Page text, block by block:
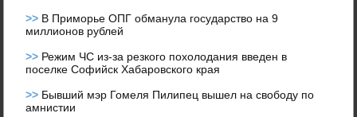
>> В Приморье ОПГ обманула государство на 9
миллионов рублей
>> Режим ЧС из-за резкого похолодания введен в
поселке Софийск Хабаровского края
>> Бывший мэр Гомеля Пилипец вышел на свободу по
амнистии